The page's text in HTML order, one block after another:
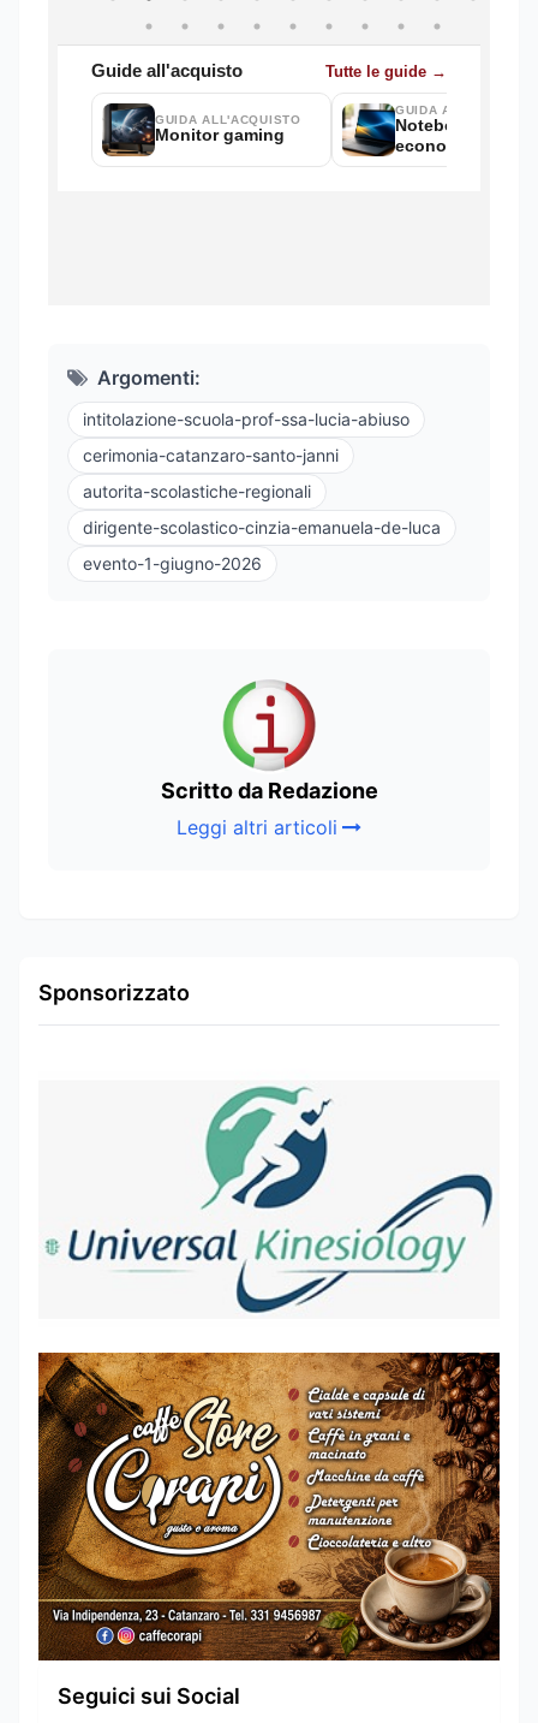
Argomenti:
intitolazione-scuola-prof-ssa-lucia-abiuso
cerimonia-catanzaro-santo-janni
autorita-scolastiche-regionali
dirigente-scolastico-cinzia-emanuela-de-luca
evento-1-giugno-2026
Scritto da Redazione
Leggi altri articoli
Sponsorizzato
Seguici sui Social